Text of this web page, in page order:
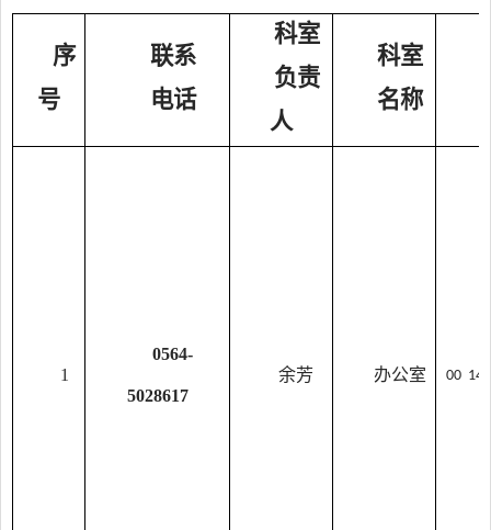
序
号
联系
电话
科室
负责
人
科室
名称
1
0564-
5028617
余芳 办公室 00 14